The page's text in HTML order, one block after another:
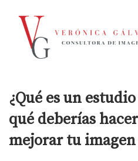
¿Qué es un
qué deberías
mejorar tu imagen